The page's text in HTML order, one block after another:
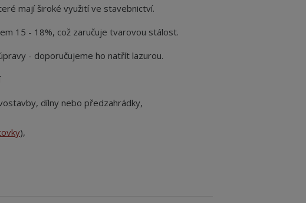
mají široké využití ve stavebnictví.
15 - 18%, což zaručuje tvarovou stálost.
- doporučujeme ho natřít lazurou.
dílny nebo předzahrádky,
),